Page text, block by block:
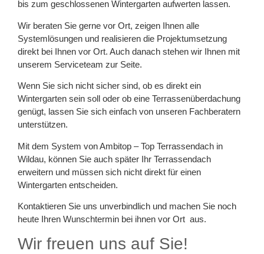
bis zum geschlossenen Wintergarten aufwerten lassen.
Wir beraten Sie gerne vor Ort, zeigen Ihnen alle
Systemlösungen und realisieren die Projektumsetzung
direkt bei Ihnen vor Ort. Auch danach stehen wir Ihnen mit
unserem Serviceteam zur Seite.
Wenn Sie sich nicht sicher sind, ob es direkt ein
Wintergarten sein soll oder ob eine Terrassenüberdachung
genügt, lassen Sie sich einfach von unseren Fachberatern
unterstützen.
Mit dem System von Ambitop – Top Terrassendach in
Wildau, können Sie auch später Ihr Terrassendach
erweitern und müssen sich nicht direkt für einen
Wintergarten entscheiden.
Kontaktieren Sie uns unverbindlich und machen Sie noch
heute Ihren Wunschtermin bei ihnen vor Ort aus.
Wir freuen uns auf Sie!